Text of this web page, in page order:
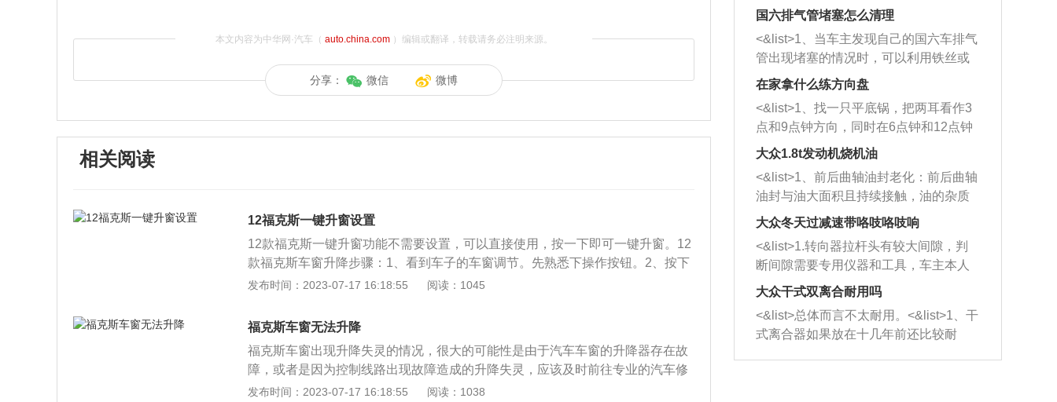
本文内容为中华网·汽车（ auto.china.com）编辑或翻译，转载请务必注明来源。
分享： 微信 微博
相关阅读
12福克斯一键升窗设置
12款福克斯一键升窗功能不需要设置，可以直接使用，按一下即可一键升窗。12
款福克斯车窗升降步骤：1、看到车子的车窗调节。先熟悉下操作按钮。2、按下
下降建，保持不动3s以上，然后再松手。3、把所有车窗上升到最高状态。4、抬
12款福克斯的车身尺寸长宽高分别为4368mm、1823mm、1483mm，轴距为264
8mm。该车的驱动方式为前置前驱，前悬挂类型为麦弗逊式独立悬挂，后悬挂类
型为多连杆式独立悬挂。福克斯是福特旗下的一款A级家用轿车，该车搭载了1.6
L的TiVCT发动机以及动力更加强劲的2.0GDI汽油缸内直喷发动机。其中1.6L发动
机带有双独立式凸轮轴可变正时系统，动力更加强劲、燃油经济性更高，其最大
发布时间：2023-07-17 16:18:55 阅读：1045
福克斯车窗无法升降
福克斯车窗出现升降失灵的情况，很大的可能性是由于汽车车窗的升降器存在故
障，或者是因为控制线路出现故障造成的升降失灵，应该及时前往专业的汽车修
理厂进行故障排查及维修。如果短时间之内无法赶往修理厂的，可以尝试手动修
发布时间：2023-07-17 16:18:55 阅读：1038
牌，但是中高低端的轮胎都有生产，这
也是为了更好的开拓市场。
国六排气管堵塞怎么清理
<&list>1、当车主发现自己的国六车排气
管出现堵塞的情况时，可以利用铁丝或
者是细棍，直接将杂物给取出来，如果
堵塞情况比较严重，也可以采取应急措
施。 <&list>2、直接利用木棍将所有的
杂物推到排气管里面的位置处，然后将
三元催化器拆解开，就可以将堵塞的东
西取出来。但如果是因为积碳过多引起
的堵塞，就需要将三元催化器泡在草酸
洗剂对堵塞的情况得到解决，将清洗剂
放在燃油箱中，与燃油混合后，车辆启
动时，就可以和汽油一起进入到燃烧
室，最后形成废气排出，就可以让三元
催化器得到清洗，排气管堵塞的情况就
能够得到解决。
在家拿什么练方向盘
<&list>1、找一只平底锅，把两耳看作3
点和9点钟方向，同时在6点钟和12点钟
方向做一个标记。 <&list>2、双手握住
一圈半的练习，往右同样也要打相同的
圈数。 <&list>3、最后强调要反复练
习，这样就可以形成肌肉记忆，在真实
驾驶车辆时，不需要记忆也能打好方
向。
大众1.8t发动机烧机油
<&list>1、前后曲轴油封老化：前后曲轴
油封与油大面积且持续接触，油的杂质
和发动机内持续温度变化使其密封效果
逐渐减弱，导致渗油或漏油。<&list>2、
活塞间隙过大：积碳会使活塞环与缸体
的间隙扩大，导致机油流入燃烧室中，
造成烧机油。<&list>3、机油粘度。使用
机油粘度过小的话，同样会有烧机油现
象，机油粘度过小具有很好的流动性，
大众冬天过减速带咯吱咯吱响
<&list>1.转向器拉杆头有较大间隙，判
断间隙需要专用仪器和工具，车主本人
无法制作，需要将车辆送到修理厂或4s
店；<&list>2.车辆半轴套管防尘罩破
裂，破裂后会出现漏油现象，使半轴磨
损严重，磨损的半轴容易损坏，产生异
响；<&list>3.稳定器的转向胶套和球头
大众干式双离合耐用吗
<&list>总体而言不太耐用。<&list>1、干
式离合器如果放在十几年前还比较耐